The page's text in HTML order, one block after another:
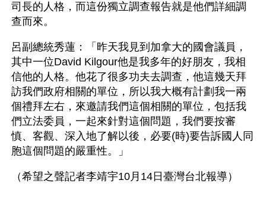
司長的人格，而這份獨立調查報告就是他們詳細調
查而來。
呂副總統秀蓮：「昨天我見到加拿大的國會議員，
其中一位David Kilgour他是我多年的好朋友，我相
信他的人格。他花了很多功夫去調查，他這幾天拜
訪我們政府相關的單位，所以我大概有計劃我一兩
個禮拜左右，來邀請我們這個相關的單位，包括我
們立法委員，一起來針對這個問題，我們要按審
慎、客觀、深入地了解以後，必要(時)要告訴國人同
胞這個問題的嚴重性。」